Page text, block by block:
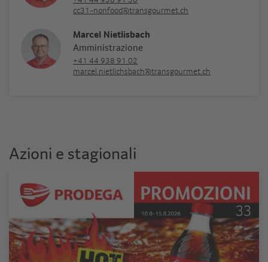
cc31-nonfood@transgourmet.ch
Marcel Nietlisbach
Amministrazione
+41 44 938 91 02
marcel.nietlichsbach@transgourmet.ch
Azioni e stagionali